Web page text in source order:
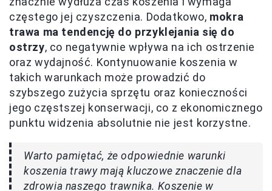
częstego jej czyszczenia. Dodatkowo, mokra
trawa ma tendencję do przyklejania się do
ostrzy, co negatywnie wpływa na ich ostrzenie
oraz wydajność. Kontynuowanie koszenia w
takich warunkach może prowadzić do
szybszego zużycia sprzętu oraz konieczności
jego częstszej konserwacji, co z ekonomicznego
punktu widzenia absolutnie nie jest korzystne.
Warto pamiętać, że odpowiednie warunki
koszenia trawy mają kluczowe znaczenie dla
zdrowia naszego trawnika. Koszenie w